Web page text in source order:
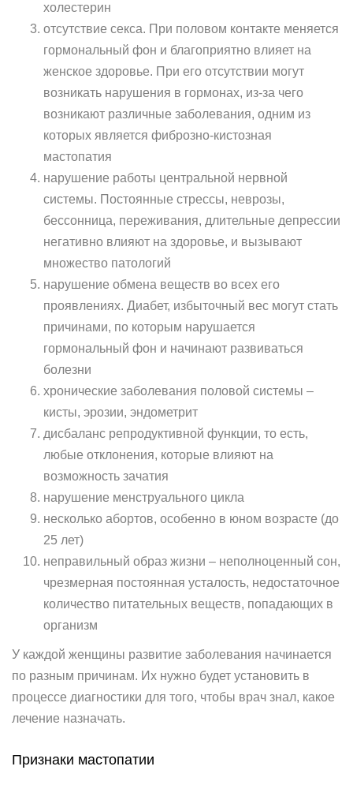
холестерин
отсутствие секса. При половом контакте меняется
гормональный фон и благоприятно влияет на
женское здоровье. При его отсутствии могут
возникать нарушения в гормонах, из-за чего
возникают различные заболевания, одним из
которых является фиброзно-кистозная
мастопатия
нарушение работы центральной нервной
системы. Постоянные стрессы, неврозы,
бессонница, переживания, длительные депрессии
негативно влияют на здоровье, и вызывают
множество патологий
нарушение обмена веществ во всех его
проявлениях. Диабет, избыточный вес могут стать
причинами, по которым нарушается
гормональный фон и начинают развиваться
болезни
хронические заболевания половой системы –
кисты, эрозии, эндометрит
дисбаланс репродуктивной функции, то есть,
любые отклонения, которые влияют на
возможность зачатия
нарушение менструального цикла
несколько абортов, особенно в юном возрасте (до
25 лет)
неправильный образ жизни – неполноценный сон,
чрезмерная постоянная усталость, недостаточное
количество питательных веществ, попадающих в
организм
У каждой женщины развитие заболевания начинается
по разным причинам. Их нужно будет установить в
процессе диагностики для того, чтобы врач знал, какое
лечение назначать.
Признаки мастопатии